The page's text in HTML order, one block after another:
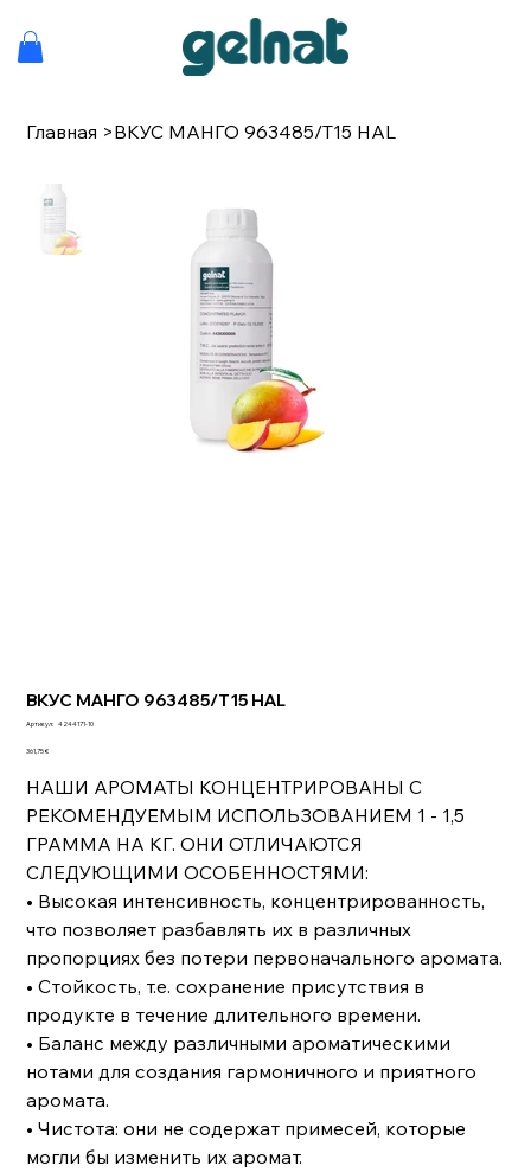
Главная >ВКУС МАНГО 963485/T15 HAL
ВКУС МАНГО 963485/T15 HAL
Артикул:
Артикул:
4244171-10
Цена
361,75 €
НАШИ АРОМАТЫ КОНЦЕНТРИРОВАНЫ С
РЕКОМЕНДУЕМЫМ ИСПОЛЬЗОВАНИЕМ 1 - 1,5
ГРАММА НА КГ. ОНИ ОТЛИЧАЮТСЯ
СЛЕДУЮЩИМИ ОСОБЕННОСТЯМИ:
• Высокая интенсивность, концентрированность,
что позволяет разбавлять их в различных
пропорциях без потери первоначального аромата.
• Стойкость, т.е. сохранение присутствия в
продукте в течение длительного времени.
• Баланс между различными ароматическими
нотами для создания гармоничного и приятного
аромата.
• Чистота: они не содержат примесей, которые
могли бы изменить их аромат.